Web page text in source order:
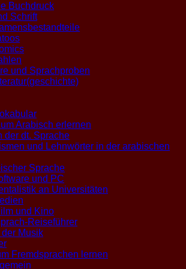
Buchdruck
Schrift
und Sprachproben
Arabisch erlernen
der dt. Sprache
und Lehnwörter in der arabischen
Sprache
und PC
an Universitäten
und Kino
Reiseführer
Musik
Fremdsprachen lernen